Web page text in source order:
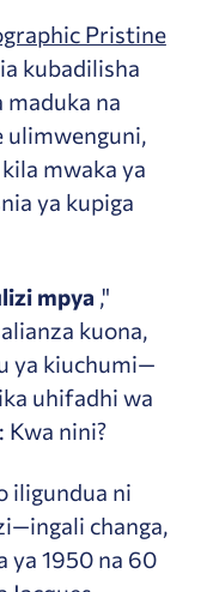
Pristine
kubadilisha
na
ulimwenguni,
mwaka ya
ya kupiga
mpya ,"
kuona,
ya kiuchumi—
uhifadhi wa
Kwa nini?
iligundua ni
changa,
ya 1950 na 60